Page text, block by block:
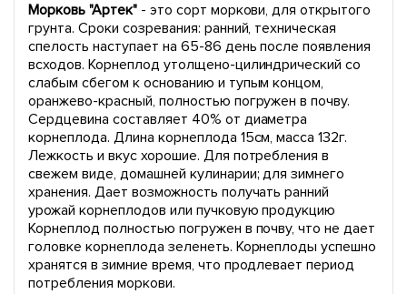
Морковь "Артек"- это сорт моркови, для открытого
грунта. Сроки созревания: ранний, техническая
спелость наступает на 65-86 день после появления
всходов. Корнеплод утолщено-цилиндрический со
слабым сбегом к основанию и тупым концом,
оранжево-красный, полностью погружен в почву.
Сердцевина составляет 40% от диаметра
корнеплода. Длина корнеплода 15см, масса 132г.
Лежкость и вкус хорошие. Для потребления в
свежем виде, домашней кулинарии; для зимнего
хранения. Дает возможность получать ранний
урожай корнеплодов или пучковую продукцию
Корнеплод полностью погружен в почву, что не дает
головке корнеплода зеленеть. Корнеплоды успешно
хранятся в зимние время, что продлевает период
потребления моркови.